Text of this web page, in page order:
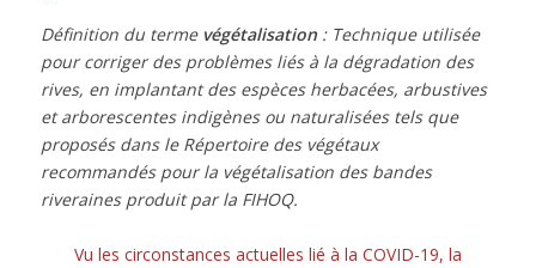
Définition du terme végétalisation: Technique utilisée
pour corriger des problèmes liés à la dégradation des
rives, en implantant des espèces herbacées, arbustives
et arborescentes indigènes ou naturalisées tels que
proposés dans le Répertoire des végétaux
recommandés pour la végétalisation des bandes
riveraines produit par la FIHOQ.
Vu les circonstances actuelles lié à la COVID-19, la